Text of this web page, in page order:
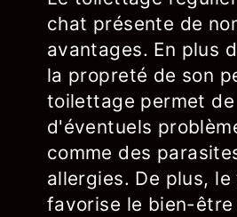
chat présente de
avantages. En plus
la propreté de son
toilettage permet
d'éventuels
comme des
allergies. De plus,
favorise le bien-